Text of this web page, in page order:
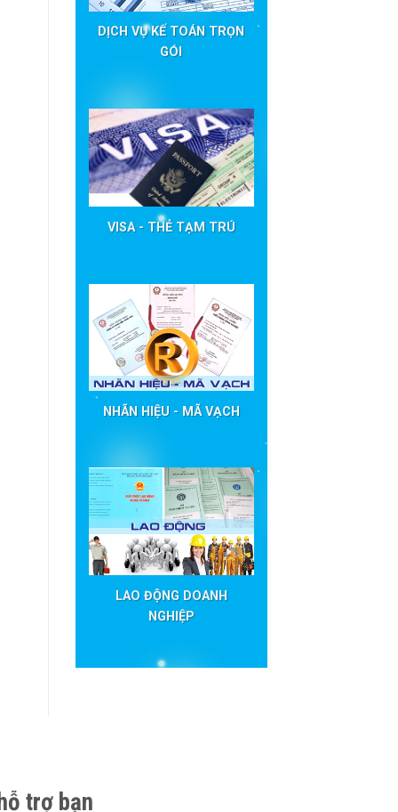
DỊCH VỤ KẾ TOÁN TRỌN
GÓI
VISA - THẺ TẠM TRÚ
NHÃN HIỆU - MÃ VẠCH
LAO ĐỘNG DOANH
NGHIỆP
trợ bạn